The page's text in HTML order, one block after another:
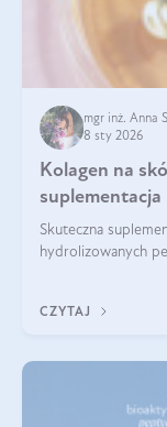
mgr inż. Anna
8 sty 2026
Kolagen na
suplementacja
Skuteczna
hydrolizowanych
CZYTAJ